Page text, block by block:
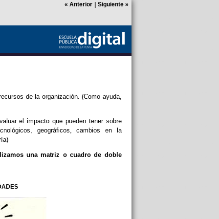
« Anterior Siguiente»
de la organización. (Como ayuda,
el impacto que pueden tener sobre
geográficos, cambios en la
una matriz o cuadro de doble